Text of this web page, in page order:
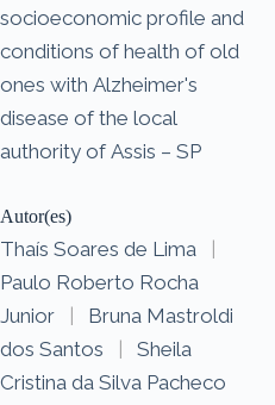
socioeconomic profile and
conditions of health of old
ones with Alzheimer's
disease of the local
authority of Assis – SP
Autor(es)
Thaís Soares de Lima
|
Paulo Roberto Rocha
Junior
|
Bruna Mastroldi
dos Santos
|
Sheila
Cristina da Silva Pacheco